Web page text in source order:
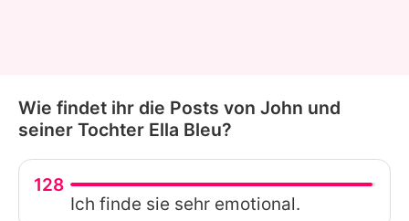
Wie findet ihr die Posts von John und
seiner Tochter Ella Bleu?
128
Ich finde sie sehr emotional.